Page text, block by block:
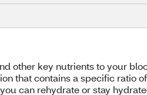
other key nutrients to your
that contains a specific ratio
can rehydrate or stay